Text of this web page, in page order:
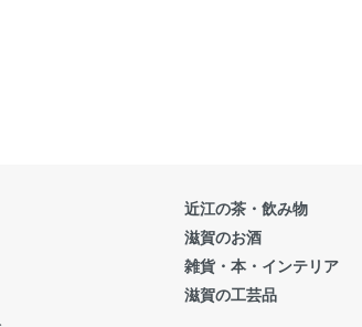
近江の茶・飲み物
滋賀のお酒
雑貨・本・インテリア
滋賀の工芸品